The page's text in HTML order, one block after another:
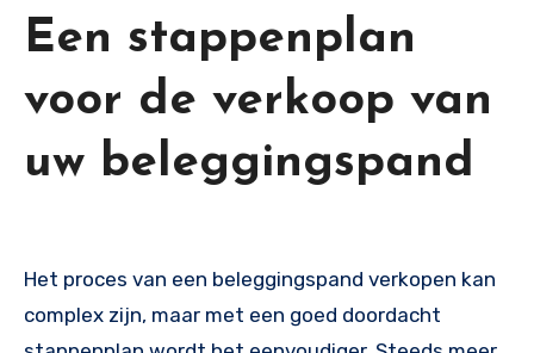
Een stappenplan
voor de verkoop van
uw beleggingspand
Het proces van een beleggingspand verkopen kan
complex zijn, maar met een goed doordacht